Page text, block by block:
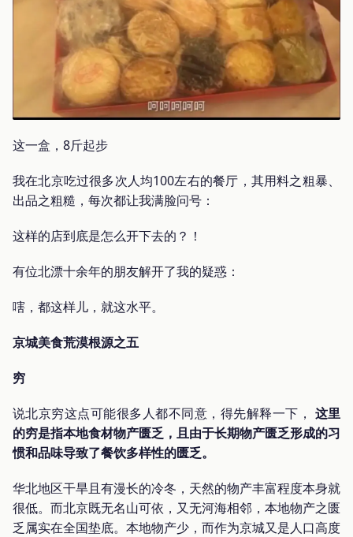
这一盒，8斤起步
我在北京吃过很多次人均100左右的餐厅，其用料之粗暴、
出品之粗糙，每次都让我满脸问号：
这样的店到底是怎么开下去的？！
有位北漂十余年的朋友解开了我的疑惑：
嗐，都这样儿，就这水平。
京城美食荒漠根源之五
穷
说北京穷这点可能很多人都不同意，得先解释一下， 这里
的穷是指本地食材物产匮乏，且由于长期物产匮乏形成的习
惯和品味导致了餐饮多样性的匮乏。
华北地区干旱且有漫长的冷冬，天然的物产丰富程度本身就
很低。而北京既无名山可依，又无河海相邻，本地物产之匮
乏属实在全国垫底。本地物产少，而作为京城又是人口高度